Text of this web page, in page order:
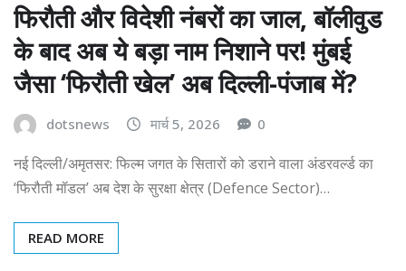
फिरौती और विदेशी नंबरों का जाल, बॉलीवुड
के बाद अब ये बड़ा नाम निशाने पर! मुंबई
जैसा ‘फिरौती खेल’ अब दिल्ली-पंजाब में?
dotsnews मार्च 5, 2026 0
नई दिल्ली/अमृतसर: फिल्म जगत के सितारों को डराने वाला अंडरवर्ल्ड का
‘फिरौती मॉडल’ अब देश के सुरक्षा क्षेत्र (Defence Sector)…
READ MORE